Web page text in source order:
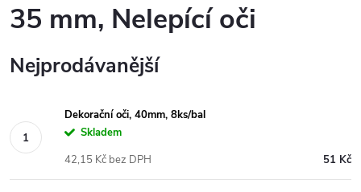
35 mm, Nelepící oči
Nejprodávanější
Dekorační oči, 40mm, 8ks/bal
Skladem
51 Kč
42,15 Kč bez DPH